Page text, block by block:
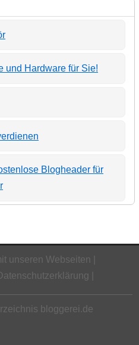
und Hardware für Sie!
Blogheader für
unseren Webseiten
bloggerei.de